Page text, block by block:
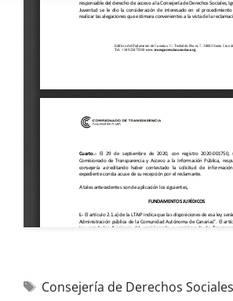
Consejería de Derechos